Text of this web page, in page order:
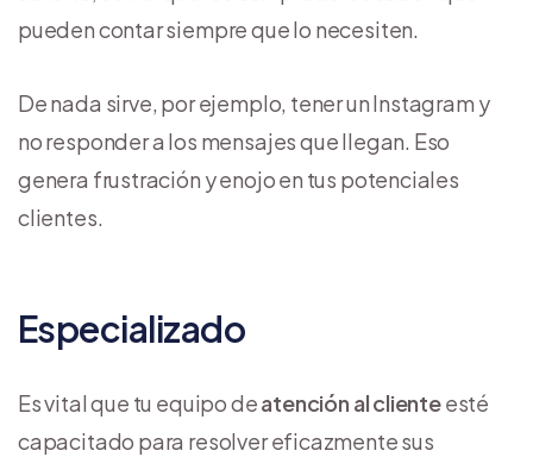
pueden contar siempre que lo necesiten.
De nada sirve, por ejemplo, tener un Instagram y
no responder a los mensajes que llegan. Eso
genera frustración y enojo en tus potenciales
clientes.
Especializado
Es vital que tu equipo deatención al clienteesté
capacitado para resolver eficazmente sus